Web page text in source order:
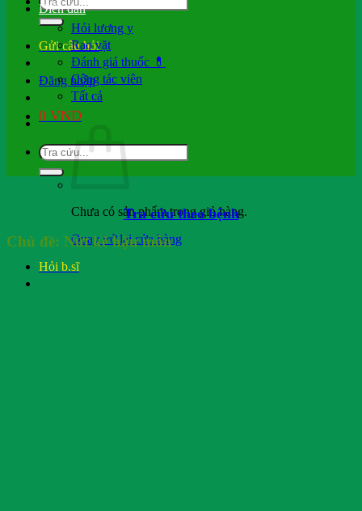
Gửi câu hỏi
Đăng nhập
0 VND
Chưa có sản phẩm trong giỏ hàng.
Quay trở lại cửa hàng
Hỏi b.sĩ
Diễn đàn
Hỏi lương y
Rao vặt
Đánh giá thuốc 💊
Cộng tác viên
Tất cả
Tra cứu theo bệnh
Chủ đề: Nứt kẽ hậu môn